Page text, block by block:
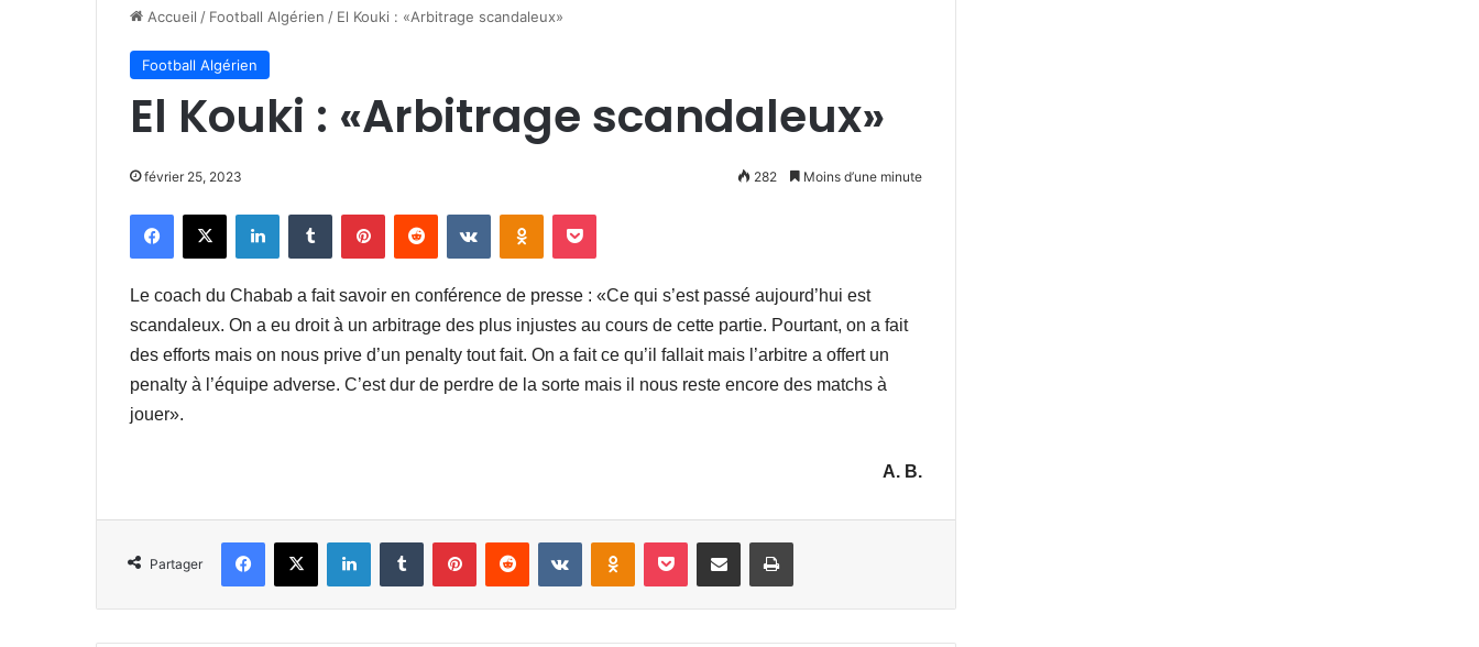
Accueil / Football Algérien / El Kouki : «Arbitrage scandaleux»
Football Algérien
El Kouki : «Arbitrage scandaleux»
février 25, 2023 282 Moins d’une minute
Facebook
X LinkedinTumblr PinterestReddit VKontakteOdnoklassniki
Pocket
Le coach du Chabab a fait savoir en conférence de presse : «Ce qui s’est passé aujourd’hui est
scandaleux. On a eu droit à un arbitrage des plus injustes au cours de cette partie. Pourtant, on a fait
des efforts mais on nous prive d’un penalty tout fait. On a fait ce qu’il fallait mais l’arbitre a offert un
penalty à l’équipe adverse. C’est dur de perdre de la sorte mais il nous reste encore des matchs à
jouer».
A. B.
Partager
Facebook
X LinkedinTumblr PinterestReddit VKontakteOdnoklassniki
Pocket Partager par email Imprimer